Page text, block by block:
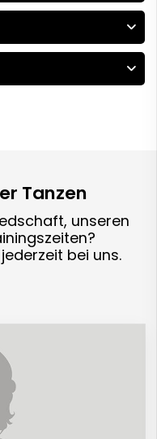
Tanzen
unseren
bei uns.